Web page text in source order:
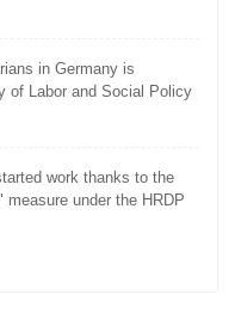
in Germany is
of Labor and Social Policy
work thanks to the
under the HRDP